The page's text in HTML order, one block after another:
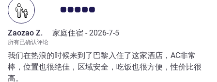
客户意见评级 5.0/5
Zaozao Z. 家庭住宿 - 2026-7-5
所有已确认评论
我们在热浪的时候来到了巴黎入住了这家酒店，AC非常
棒，位置也很绝佳，区域安全，吃饭也很方便，性价比很
高。